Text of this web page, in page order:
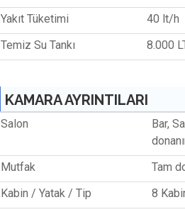
Yakıt Tüketimi
40 lt/h
Temiz Su Tankı
8.000
KAMARA AYRINTILARI
Salon
Bar,
Mutfak
Tam
Kabin / Yatak / Tip
8